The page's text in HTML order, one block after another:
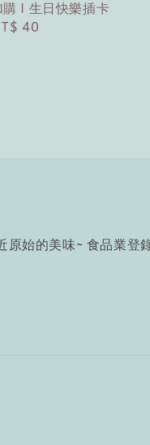
購 I 生日快樂插卡
40
原始的美味~ 食品業